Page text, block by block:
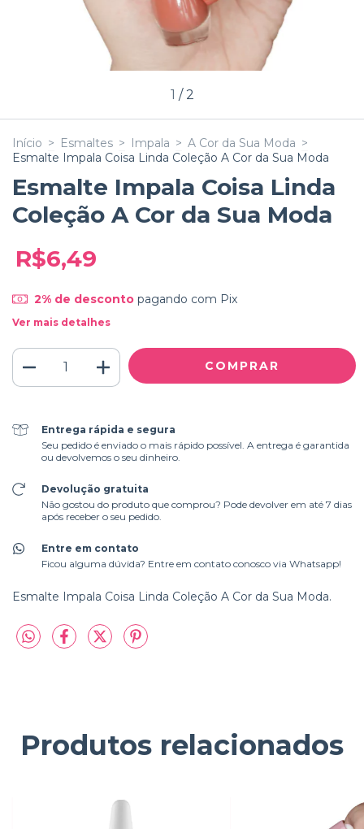
1 / 2
Início > Esmaltes > Impala > A Cor da Sua Moda >
Esmalte Impala Coisa Linda Coleção A Cor da Sua Moda
Esmalte Impala Coisa Linda
Coleção A Cor da Sua Moda
R$6,49
2% de descontopagando com Pix
Ver mais detalhes
Entrega rápida e segura
Seu pedido é enviado o mais rápido possível. A entrega é garantida
ou devolvemos o seu dinheiro.
Devolução gratuita
Não gostou do produto que comprou? Pode devolver em até 7 dias
após receber o seu pedido.
Entre em contato
Ficou alguma dúvida? Entre em contato conosco via Whatsapp!
Esmalte Impala Coisa Linda Coleção A Cor da Sua Moda.
Produtos relacionados